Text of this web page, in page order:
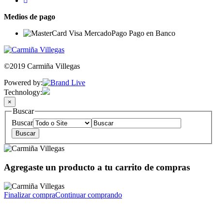
Medios de pago
©2019 Carmiña Villegas
Powered by:
Technology:
×
Buscar
Buscar
Agregaste un producto a tu carrito de compras
Finalizar compraContinuar comprando